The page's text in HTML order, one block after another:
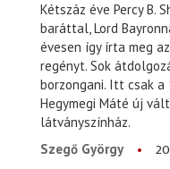
Kétszáz éve Percy B.
baráttal, Lord
évesen így írta meg
regényt. Sok
borzongani. Itt csak a
Hegymegi Máté új
látványszínház.
Szegő György